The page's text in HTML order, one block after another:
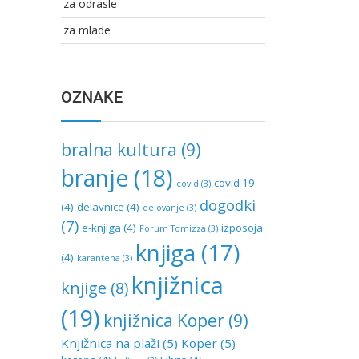
za odrasle
za mlade
OZNAKE
bralna kultura (9)
branje (18) covid (3) covid 19
(4) delavnice (4) delovanje (3) dogodki
(7) e-knjiga (4) Forum Tomizza (3) izposoja
(4) karantena (3) knjiga (17)
knjige (8) knjižnica
(19) knjižnica Koper (9)
Knjižnica na plaži (5) Koper (5)